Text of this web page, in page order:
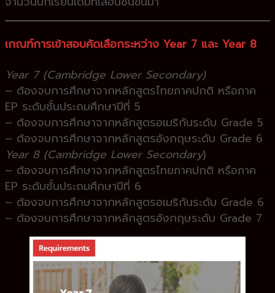
เกณฑ์การเข้าสอบคัดเลือกระหว่าง Year 7 และ Year 8
Year 7 (Cambridge Lower Secondary)
– ต้องจบการศึกษาจากหลักสูตรไทยภาคปกติ หรือภาค
EP ระดับชั้นประถมศึกษาปีที่ 5
– ต้องจบการศึกษาจากหลักสูตรอเมริกันระดับ Grade 5
– ต้องจบการศึกษาจากหลักสูตรอังกฤษระดับ Grade 6
Year 8 (Cambridge Lower Secondary)
– ต้องจบการศึกษาจากหลักสูตรไทยภาคปกติ หรือภาค
EP ระดับชั้นประถมศึกษาปีที่ 6
– ต้องจบการศึกษาจากหลักสูตรอเมริกันระดับ Grade 6
– ต้องจบการศึกษาจากหลักสูตรอังกฤษระดับ Grade 7